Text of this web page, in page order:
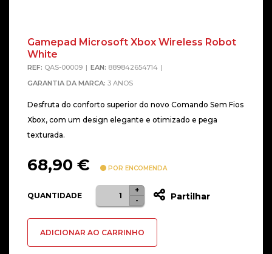
Gamepad Microsoft Xbox Wireless Robot
White
REF: QAS-00009 EAN: 889842654714
GARANTIA DA MARCA: 3 ANOS
Desfruta do conforto superior do novo Comando Sem Fios
Xbox, com um design elegante e otimizado e pega
texturada.
68,90 € POR ENCOMENDA
QUANTIDADE
Quantidade
de
Microsoft
-
+
Partilhar
ADICIONAR AO CARRINHO